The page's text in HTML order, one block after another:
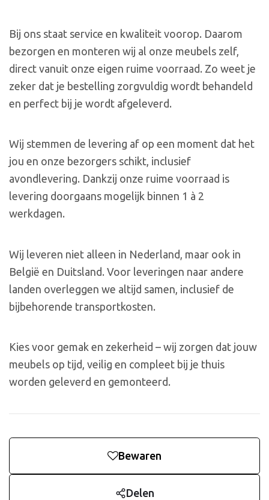
Bij ons staat service en kwaliteit voorop. Daarom
bezorgen en monteren wij al onze meubels zelf,
direct vanuit onze eigen ruime voorraad. Zo weet je
zeker dat je bestelling zorgvuldig wordt behandeld
en perfect bij je wordt afgeleverd.
Wij stemmen de levering af op een moment dat het
jou en onze bezorgers schikt, inclusief
avondlevering. Dankzij onze ruime voorraad is
levering doorgaans mogelijk binnen 1 à 2
werkdagen.
Wij leveren niet alleen in Nederland, maar ook in
België en Duitsland. Voor leveringen naar andere
landen overleggen we altijd samen, inclusief de
bijbehorende transportkosten.
Kies voor gemak en zekerheid – wij zorgen dat jouw
meubels op tijd, veilig en compleet bij je thuis
worden geleverd en gemonteerd.
Bewaren
Delen